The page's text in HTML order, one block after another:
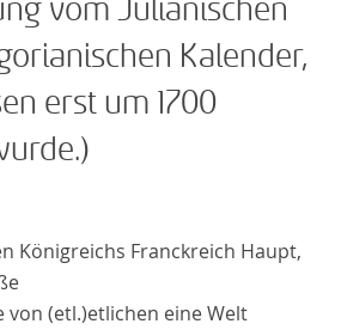
vom Julianischen
Kalender,
erst um 1700
Königreichs Franckreich Haupt,
von (etl.)etlichen eine Welt